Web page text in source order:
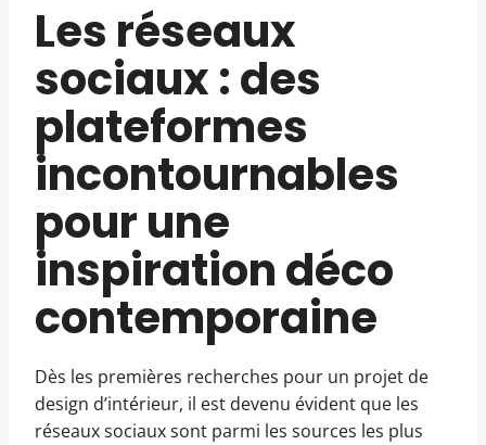
Les réseaux
sociaux : des
plateformes
incontournables
pour une
inspiration déco
contemporaine
Dès les premières recherches pour un projet de
design d’intérieur, il est devenu évident que les
réseaux sociaux sont parmi les sources les plus